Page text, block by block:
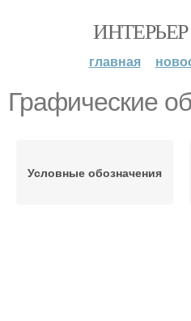
главная
Графические
Условные обозначения